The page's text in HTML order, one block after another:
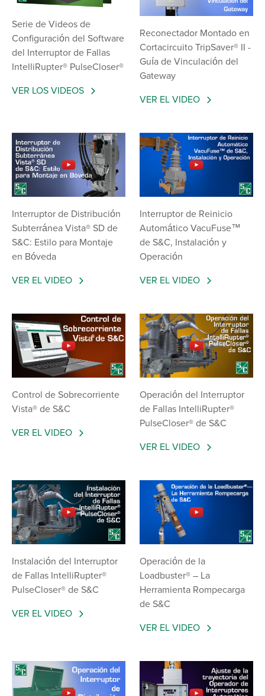
Serie de Videos de
Configuración del Software
del Interruptor de Fallas
IntelliRupter® PulseCloser®
VER LOS VIDEOS
Reconectador Montado en
Cortacircuito TripSaver® II -
Guía de Vinculación del
Gateway
VER EL VIDEO
Interruptor de Distribución
Subterránea Vista® SD de
S&C: Estilo para Montaje
en Bóveda
VER EL VIDEO
Interruptor de Reinicio
Automático VacuFuse™
de S&C, Instalación y
Operación
VER EL VIDEO
Control de Sobrecorriente
Vista® de S&C
VER EL VIDEO
Operación del Interruptor
de Fallas IntelliRupter®
PulseCloser® de S&C
VER EL VIDEO
Instalación del Interruptor
de Fallas IntelliRupter®
PulseCloser® de S&C
VER EL VIDEO
Operación de la
Loadbuster® – La
Herramienta Rompecarga
de S&C
VER EL VIDEO